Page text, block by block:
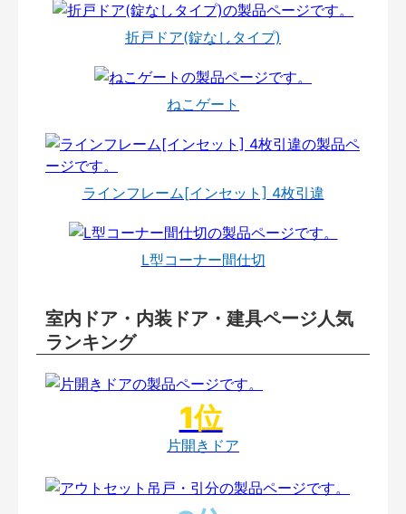
折戸ドア(錠なしタイプ)
ねこゲート
ラインフレーム[インセット] 4枚引違
L型コーナー間仕切
室内ドア・内装ドア・建具ページ人気
ランキング
片開きドア